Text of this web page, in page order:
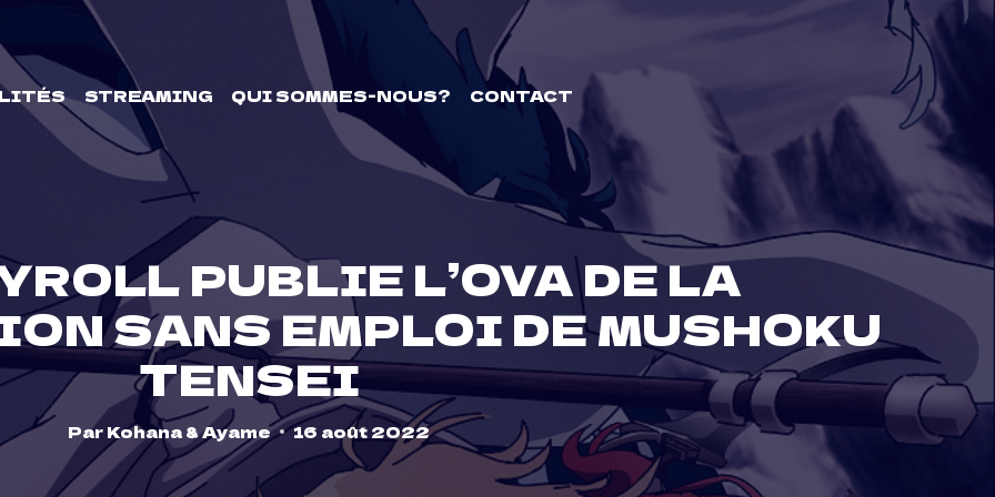
STREAMING QUI SOMMES-NOUS? CONTACT
PUBLIE L’OVA DE LA
SANS EMPLOI DE MUSHOKU
TENSEI
ParKohana & Ayame 16 août 2022